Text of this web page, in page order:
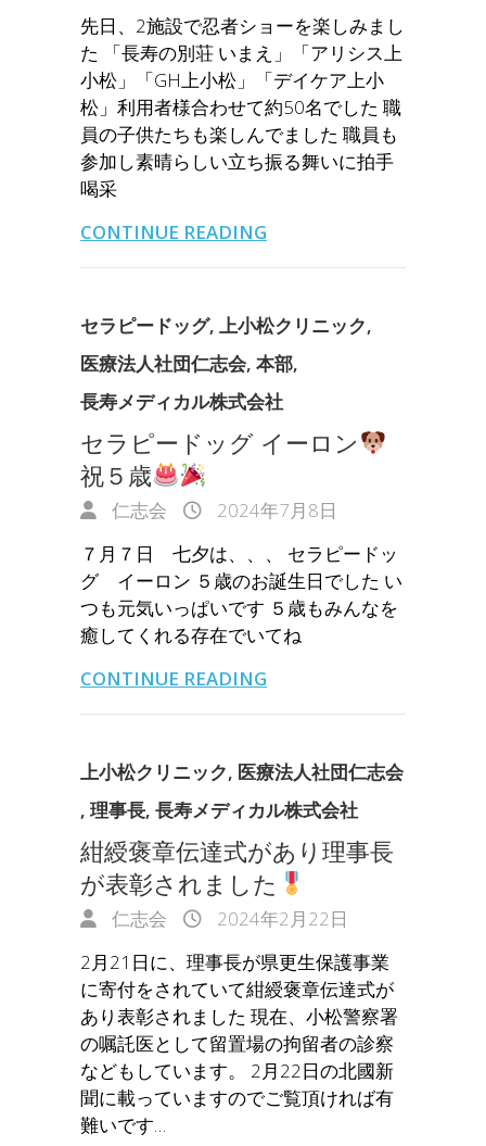
先日、2施設で忍者ショーを楽しみまし
た 「長寿の別荘 いまえ」「アリシス上
小松」「GH上小松」「デイケア上小
松」利用者様合わせて約50名でした 職
員の子供たちも楽しんでました 職員も
参加し素晴らしい立ち振る舞いに拍手
喝采
CONTINUE READING
セラピードッグ, 上小松クリニック,
医療法人社団仁志会, 本部,
長寿メディカル株式会社
セラピードッグ イーロン
祝５歳
仁志会
2024年7月8日
７月７日 七夕は、、、 セラピードッ
グ イーロン ５歳のお誕生日でした い
つも元気いっぱいです ５歳もみんなを
癒してくれる存在でいてね
CONTINUE READING
上小松クリニック, 医療法人社団仁志会
, 理事長, 長寿メディカル株式会社
紺綬褒章伝達式があり理事長
が表彰されました
仁志会
2024年2月22日
2月21日に、理事長が県更生保護事業
に寄付をされていて紺綬褒章伝達式が
あり表彰されました 現在、小松警察署
の嘱託医として留置場の拘留者の診察
などもしています。 2月22日の北國新
聞に載っていますのでご覧頂ければ有
難いです…